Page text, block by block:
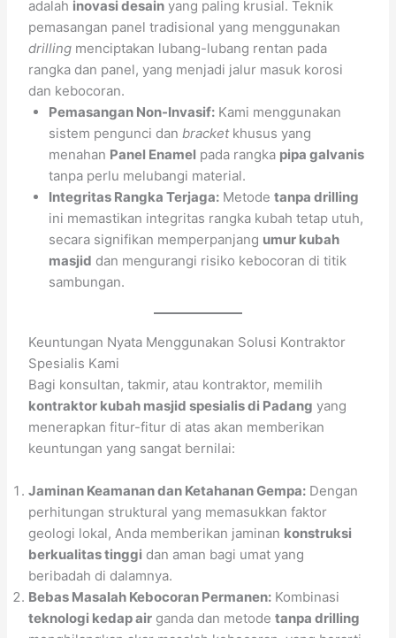
adalah inovasi desain yang paling krusial. Teknik
pemasangan panel tradisional yang menggunakan
drilling menciptakan lubang-lubang rentan pada
rangka dan panel, yang menjadi jalur masuk korosi
dan kebocoran.
Pemasangan Non-Invasif:Kami menggunakan
sistem pengunci dan bracketkhusus yang
menahan Panel Enamel pada rangka pipa galvanis
tanpa perlu melubangi material.
Integritas Rangka Terjaga:Metode tanpa drilling
ini memastikan integritas rangka kubah tetap utuh,
secara signifikan memperpanjang umur kubah
masjid dan mengurangi risiko kebocoran di titik
sambungan.
Keuntungan Nyata Menggunakan Solusi Kontraktor
Spesialis Kami
Bagi konsultan, takmir, atau kontraktor, memilih
kontraktor kubah masjid spesialis di Padang yang
menerapkan fitur-fitur di atas akan memberikan
keuntungan yang sangat bernilai:
Jaminan Keamanan dan Ketahanan Gempa: Dengan
perhitungan struktural yang memasukkan faktor
geologi lokal, Anda memberikan jaminan konstruksi
berkualitas tinggi dan aman bagi umat yang
beribadah di dalamnya.
Bebas Masalah Kebocoran Permanen: Kombinasi
teknologi kedap air ganda dan metodetanpa drilling